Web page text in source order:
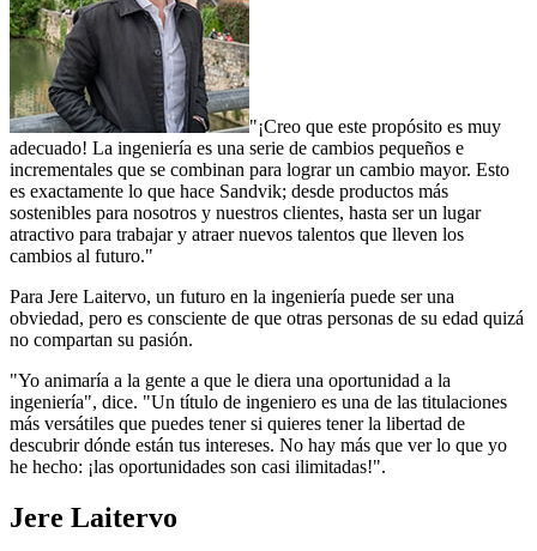
"¡Creo que este propósito es muy
adecuado! La ingeniería es una serie de cambios pequeños e
incrementales que se combinan para lograr un cambio mayor. Esto
es exactamente lo que hace Sandvik; desde productos más
sostenibles para nosotros y nuestros clientes, hasta ser un lugar
atractivo para trabajar y atraer nuevos talentos que lleven los
cambios al futuro."
Para Jere Laitervo, un futuro en la ingeniería puede ser una
obviedad, pero es consciente de que otras personas de su edad quizá
no compartan su pasión.
"Yo animaría a la gente a que le diera una oportunidad a la
ingeniería", dice. "Un título de ingeniero es una de las titulaciones
más versátiles que puedes tener si quieres tener la libertad de
descubrir dónde están tus intereses. No hay más que ver lo que yo
he hecho: ¡las oportunidades son casi ilimitadas!".
Jere Laitervo